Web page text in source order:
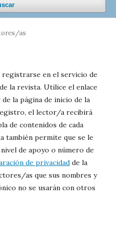
as
en el servicio de
la revista. Utilice el enlace
la página de inicio de la
el lector/a recibirá
de contenidos de cada
también permite que se le
de apoyo o número de
de privacidad de la
as que sus nombres y
no se usarán con otros